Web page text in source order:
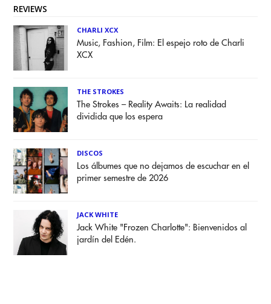
REVIEWS
CHARLI XCX
Music, Fashion, Film: El espejo roto de Charli
XCX
THE STROKES
The Strokes – Reality Awaits: La realidad
dividida que los espera
DISCOS
Los álbumes que no dejamos de escuchar en el
primer semestre de 2026
JACK WHITE
Jack White "Frozen Charlotte": Bienvenidos al
jardín del Edén.